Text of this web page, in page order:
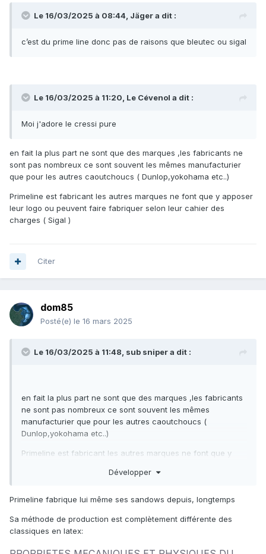
Le 16/03/2025 à 08:44, Jägera dit :
c’est du prime line donc pas de raisons que bleutec ou sigal
Le 16/03/2025 à 11:20, Le Cévenol a dit :
Moi j'adore le cressi pure
en fait la plus part ne sont que des marques ,les fabricants ne
sont pas nombreux ce sont souvent les mêmes manufacturier
que pour les autres caoutchoucs ( Dunlop,yokohama etc..)
Primeline est fabricant les autres marques ne font que y apposer
leur logo ou peuvent faire fabriquer selon leur cahier des
charges ( Sigal )
Citer
dom85
Posté(e) le 16 mars 2025
Le 16/03/2025 à 11:48, sub snipera dit :
en fait la plus part ne sont que des marques ,les fabricants
ne sont pas nombreux ce sont souvent les mêmes
manufacturier que pour les autres caoutchoucs (
Dunlop,yokohama etc..)
Primeline est fabricant les autres marques ne font que y
cahier des charges ( Sigal )
Développer
Primeline fabrique lui même ses sandows depuis, longtemps
Sa méthode de production est complètement différente des
classiques en latex: